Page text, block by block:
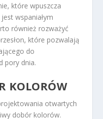
które wpuszcza
wspaniałym
również rozważyć
które pozwalają
do
pory dnia.
KOLORÓW
otwartych
dobór kolorów.